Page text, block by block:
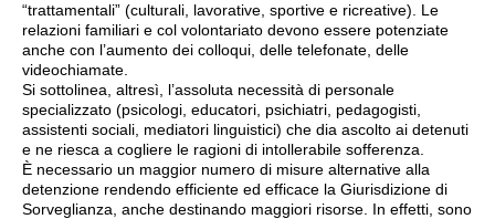
“trattamentali” (culturali, lavorative, sportive e ricreative). Le
relazioni familiari e col volontariato devono essere potenziate
anche con l’aumento dei colloqui, delle telefonate, delle
videochiamate.
Si sottolinea, altresì, l’assoluta necessità di personale
specializzato (psicologi, educatori, psichiatri, pedagogisti,
assistenti sociali, mediatori linguistici) che dia ascolto ai detenuti
e ne riesca a cogliere le ragioni di intollerabile sofferenza.
È necessario un maggior numero di misure alternative alla
detenzione rendendo efficiente ed efficace la Giurisdizione di
Sorveglianza, anche destinando maggiori risorse. In effetti, sono